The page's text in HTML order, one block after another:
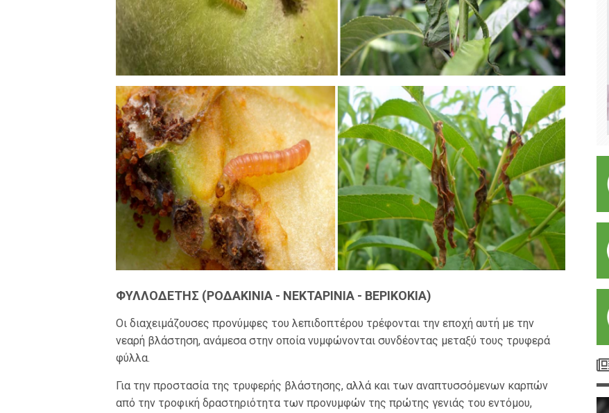
ΦΥΛΛΟΔΕΤΗΣ (ΡΟΔΑΚΙΝΙΑ - ΝΕΚΤΑΡΙΝΙΑ - ΒΕΡΙΚΟΚΙΑ)
Οι διαχειμάζουσες προνύμφες του λεπιδοπτέρου τρέφονται την εποχή αυτή με την
νεαρή βλάστηση, ανάμεσα στην οποία νυμφώνονται συνδέοντας μεταξύ τους τρυφερά
φύλλα.
Για την προστασία της τρυφερής βλάστησης, αλλά και των αναπτυσσόμενων καρπών
από την τροφική δραστηριότητα των προνυμφών της πρώτης γενιάς του εντόμου,